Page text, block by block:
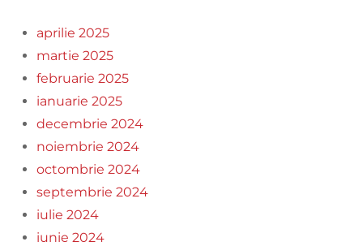
aprilie 2025
martie 2025
februarie 2025
ianuarie 2025
decembrie 2024
noiembrie 2024
octombrie 2024
septembrie 2024
iulie 2024
iunie 2024